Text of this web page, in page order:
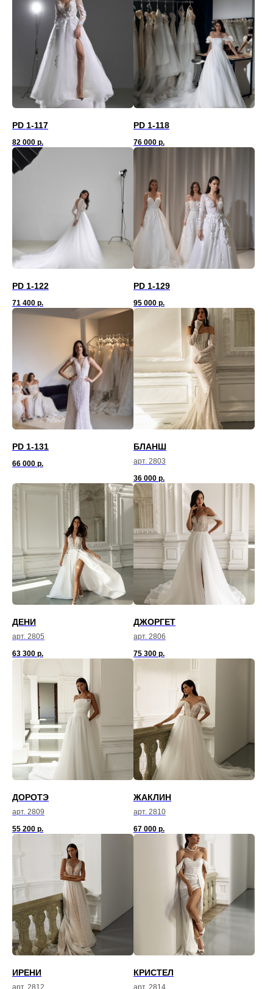
PD 1-117
82 000 р.
PD 1-118
76 000 р.
PD 1-122
71 400 р.
PD 1-129
95 000 р.
PD 1-131
66 000 р.
БЛАНШ
арт. 2803
36 000 р.
ДЕНИ
арт. 2805
63 300 р.
ДЖОРГЕТ
арт. 2806
75 300 р.
ДОРОТЭ
арт. 2809
55 200 р.
ЖАКЛИН
арт. 2810
67 000 р.
ИРЕНИ
арт. 2812
КРИСТЕЛ
арт. 2814